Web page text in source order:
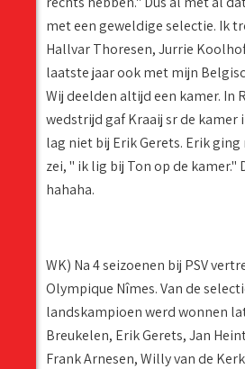
met een geweldige selectie. Ik
Hallvar Thoresen, Jurrie
laatste jaar ook met mijn
Wij deelden altijd een kamer. In
wedstrijd gaf Kraaij sr de
lag niet bij Erik Gerets. Erik ging
zei, " ik lig bij Ton op de kamer."
hahaha.
WK) Na 4 seizoenen bij PSV
Olympique Nîmes. Van de
landskampioen werd wonnen
Breukelen, Erik Gerets, Jan
Frank Arnesen, Willy van de